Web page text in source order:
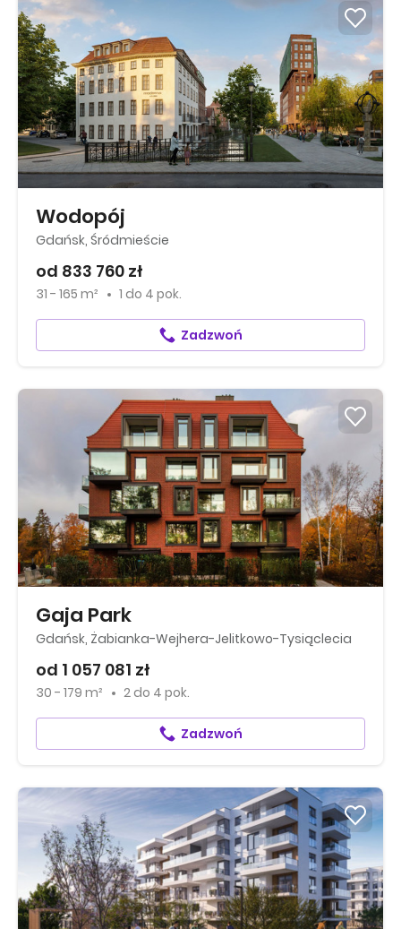
Wodopój
Gdańsk, Śródmieście
od 833 760 zł
31 - 165 m² 1 do 4 pok.
Zadzwoń
Gaja Park
Gdańsk, Żabianka-Wejhera-Jelitkowo-Tysiąclecia
od 1 057 081 zł
30 - 179 m² 2 do 4 pok.
Zadzwoń